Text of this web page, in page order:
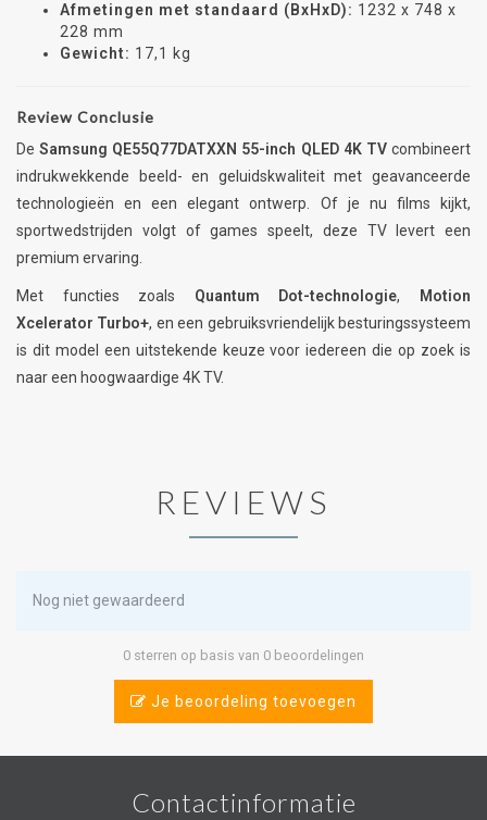
Afmetingen met standaard (BxHxD): 1232 x 748 x
228 mm
Gewicht: 17,1 kg
Review Conclusie
DeSamsung QE55Q77DATXXN 55-inch QLED 4K TVcombineert
indrukwekkende beeld- en geluidskwaliteit met geavanceerde
technologieën en een elegant ontwerp. Of je nu films kijkt,
sportwedstrijden volgt of games speelt, deze TV levert een
premium ervaring.
Met functies zoals Quantum Dot-technologie,
Motion
Xcelerator Turbo+, en een gebruiksvriendelijk besturingssysteem
is dit model een uitstekende keuze voor iedereen die op zoek is
naar een hoogwaardige 4K TV.
REVIEWS
Nog niet gewaardeerd
0 sterren op basis van 0 beoordelingen
Je beoordeling toevoegen
Contactinformatie